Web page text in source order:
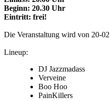
Beginn: 20.30 Uhr
Eintritt: frei!
Die Veranstaltung wird von 20-
Lineup:
DJ Jazzmadass
Verveine
Boo Hoo
PainKillers